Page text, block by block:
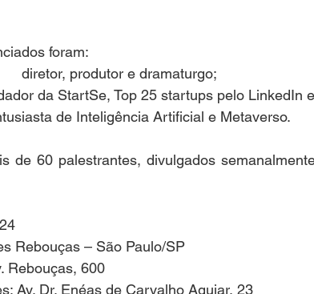
foram:
diretor, produtor e dramaturgo;
da StartSe, Top 25 startups pelo LinkedIn
de Inteligência Artificial e Metaverso.
de 60 palestrantes, divulgados
Rebouças – São Paulo/SP
Rebouças, 600
Av. Dr. Enéas de Carvalho Aguiar, 23